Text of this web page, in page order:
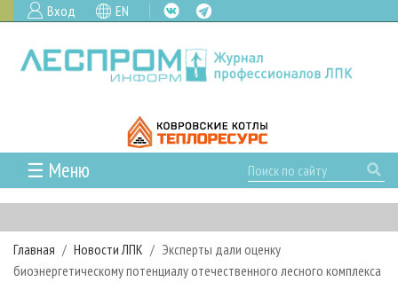
Вход EN
☰ Меню
ГЛАВНАЯ
РУБРИКИ И ТЕМЫ
РУБРИКИ ЖУРНАЛА
НОВОСТИ
Главная Новости ЛПК
Эксперты дали оценку
биоэнергетическому потенциалу отечественного лесного комплекса